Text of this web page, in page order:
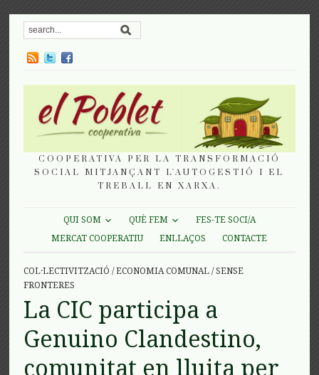
COOPERATIVA PER LA TRANSFORMACIÓ
SOCIAL MITJANÇANT L'AUTOGESTIÓ I EL
TREBALL EN XARXA.
QUI SOM QUÈ FEM
FES-TE SOCI/A
MERCAT COOPERATIU
ENLLAÇOS CONTACTE
COL·LECTIVITZACIÓ /ECONOMIA COMUNAL /SENSE
FRONTERES
La CIC participa a
Genuino Clandestino,
comunitat en lluita per